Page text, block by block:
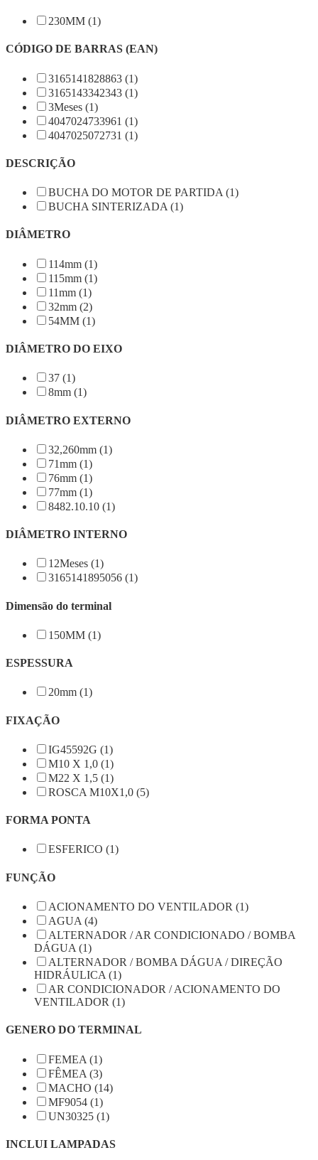
230MM (1)
CÓDIGO DE BARRAS (EAN)
3165141828863 (1)
3165143342343 (1)
3Meses (1)
4047024733961 (1)
4047025072731 (1)
DESCRIÇÃO
BUCHA DO MOTOR DE PARTIDA (1)
BUCHA SINTERIZADA (1)
DIÂMETRO
114mm (1)
115mm (1)
11mm (1)
32mm (2)
54MM (1)
DIÂMETRO DO EIXO
37 (1)
8mm (1)
DIÂMETRO EXTERNO
32,260mm (1)
71mm (1)
76mm (1)
77mm (1)
8482.10.10 (1)
DIÂMETRO INTERNO
12Meses (1)
3165141895056 (1)
Dimensão do terminal
150MM (1)
ESPESSURA
20mm (1)
FIXAÇÃO
IG45592G (1)
M10 X 1,0 (1)
M22 X 1,5 (1)
ROSCA M10X1,0 (5)
FORMA PONTA
ESFERICO (1)
FUNÇÃO
ACIONAMENTO DO VENTILADOR (1)
AGUA (4)
ALTERNADOR / AR CONDICIONADO / BOMBA
DÁGUA (1)
ALTERNADOR / BOMBA DÁGUA / DIREÇÃO
HIDRÁULICA (1)
AR CONDICIONADOR / ACIONAMENTO DO
VENTILADOR (1)
GENERO DO TERMINAL
FEMEA (1)
FÊMEA (3)
MACHO (14)
MF9054 (1)
UN30325 (1)
INCLUI LAMPADAS